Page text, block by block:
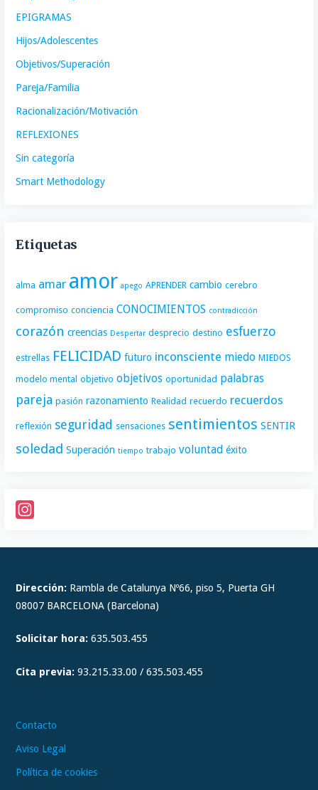
EPIGRAMAS
Hijos/Adolescentes
Objetivos/Superación
Pareja/Familia
Racionalización/Motivación
REFLEXIONES
Sin categoría
Smart Methodology
Etiquetas
alma amar amor apego APRENDER cambio cerebro
compromiso conciencia CONOCIMIENTOS contradicción
corazón creencias Despertar desprecio destino esfuerzo
estrellas FELICIDAD futuro inconsciente miedo MIEDOS
modelo mental objetivo objetivos oportunidad palabras
pareja pasión razonamiento Realidad recuerdo recuerdos
reflexión seguridad sensaciones sentimientos SENTIR
soledad Superación tiempo trabajo voluntad éxito
n
t
a
r
m
Dirección: Rambla de Catalunya Nº66, piso 5, Puerta GH
08007 BARCELONA (Barcelona)
Solicitar hora: 635.503.455
Cita previa: 93.215.33.00 / 635.503.455
Contacto
Aviso Legal
Política de cookies